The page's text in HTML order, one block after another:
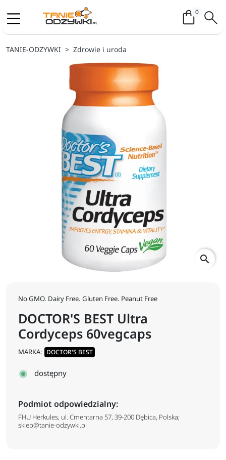
0Koszyk /
TANIE-ODZYWKI Zdrowie i uroda
search
No GMO. Dairy Free. Gluten Free. Peanut Free
DOCTOR'S BEST Ultra
Cordyceps 60vegcaps
MARKA: DOCTOR'S BEST
dostępny
Podmiot odpowiedzialny:
FHU Herkules, ul. Cmentarna 57, 39-200 Dębica, Polska;
sklep@tanie-odzywki.pl